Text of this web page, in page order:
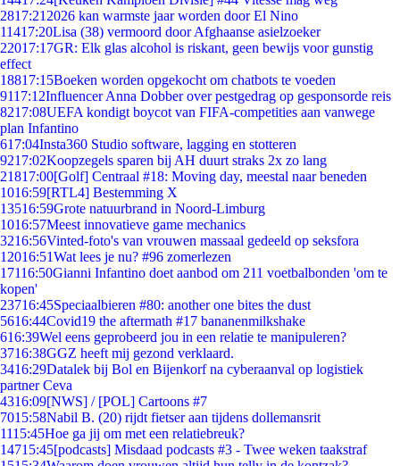
2817:21 2026 kan warmste jaar worden door El Nino
11417:20Lisa (38) vermoord door Afghaanse asielzoeker
22017:17GR: Elk glas alcohol is riskant, geen bewijs voor gunstig
effect
18817:15Boeken worden opgekocht om chatbots te voeden
9117:12Influencer Anna Dobber over pestgedrag op gesponsorde reis
8217:08UEFA kondigt boycot van FIFA-competities aan vanwege
plan Infantino
617:04Insta360 Studio software, lagging en stotteren
9217:02Koopzegels sparen bij AH duurt straks 2x zo lang
21817:00[Golf] Centraal #18: Moving day, meestal naar beneden
1016:59[RTL4] Bestemming X
13516:59Grote natuurbrand in Noord-Limburg
1016:57Meest innovatieve game mechanics
3216:56Vinted-foto's van vrouwen massaal gedeeld op seksfora
12016:51Wat lees je nu? #96 zomerlezen
17116:50Gianni Infantino doet aanbod om 211 voetbalbonden 'om te
kopen'
23716:45Speciaalbieren #80: another one bites the dust
5616:44Covid19 the aftermath #17 bananenmilkshake
616:39Wel eens geprobeerd jou in een relatie te manipuleren?
3716:38GGZ heeft mij gezond verklaard.
3416:29Datalek bij Bol en Bijenkorf na cyberaanval op logistiek
partner Ceva
4316:09[NWS] / [POL] Cartoons #7
7015:58Nabil B. (20) rijdt fietser aan tijdens dollemansrit
1115:45Hoe ga jij om met een relatiebreuk?
14715:45[podcasts] Misdaad podcasts #3 - Twee weken taakstraf